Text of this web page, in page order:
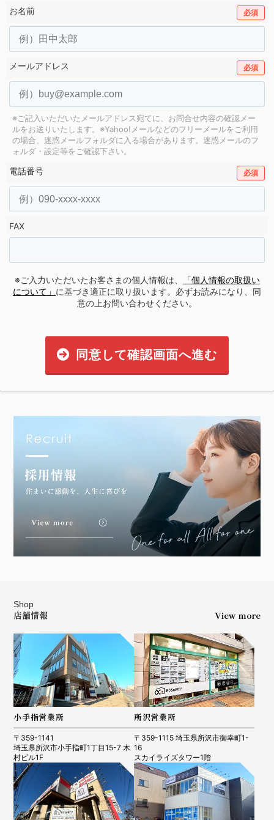
お名前 必須
メールアドレス 必須
※ご記入いただいたメールアドレス宛てに、お問合せ内容の確認メー
ルをお送りいたします。 ※Yahoo!メールなどのフリーメールをご利用
の場合、迷惑メールフォルダに入る場合があります。 迷惑メールのフ
ォルダ・設定等をご確認下さい。
電話番号 必須
FAX
※ご入力いただいたお客さまの個人情報は、
「個人情報の取扱い
について」 に基づき適正に取り扱います。必ずお読みになり、同
意の上お問い合わせください。
同意して確認画面へ進む
Shop
店舗情報 View more
小手指営業所
〒359-1141
埼玉県所沢市小手指町1丁目15-7 木
村ビル1F
所沢営業所
〒359-1115 埼玉県所沢市御幸町1-
16
スカイライズタワー1階